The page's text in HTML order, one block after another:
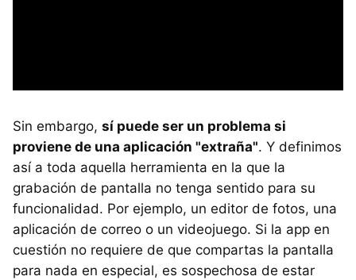
Sin embargo, sí puede ser un problema si
proviene de una aplicación "extraña". Y definimos
así a toda aquella herramienta en la que la
grabación de pantalla no tenga sentido para su
funcionalidad. Por ejemplo, un editor de fotos, una
aplicación de correo o un videojuego. Si la app en
cuestión no requiere de que compartas la pantalla
para nada en especial, es sospechosa de estar